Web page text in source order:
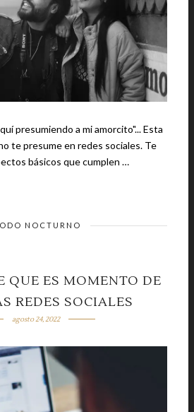
presumiendo a mi amorcito"... Esta
te presume en redes sociales. Te
5 aspectos básicos que cumplen …
NOCTURNO
QUE ES MOMENTO DE
REDES SOCIALES
agosto 24, 2022